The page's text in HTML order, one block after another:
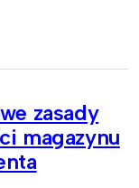
zasady
magazynu